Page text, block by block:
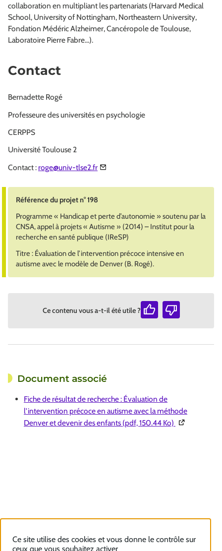
collaboration en multipliant les partenariats (Harvard Medical
School, University of Nottingham, Northeastern University,
Fondation Médéric Alzheimer, Cancéropole de Toulouse,
Laboratoire Pierre Fabre...).
Contact
Bernadette Rogé
Professeure des universités en psychologie
CERPPS
Université Toulouse 2
Contact : roge@univ-tlse2.fr
Référence du projet n° 198
Programme « Handicap et perte d’autonomie » soutenu par la
CNSA, appel à projets « Autisme » (2014) – Institut pour la
recherche en santé publique (IReSP)
Titre : Évaluation de l’intervention précoce intensive en
autisme avec le modèle de Denver (B. Rogé).
Ce contenu vous a-t-il été utile ?
Document associé
Fiche de résultat de recherche : Évaluation de
l’intervention précoce en autisme avec la méthode
Denver et devenir des enfants (pdf, 150.44 Ko) (Ouverture
Ce site utilise des cookies et vous donne le contrôle sur
ceux que vous souhaitez activer